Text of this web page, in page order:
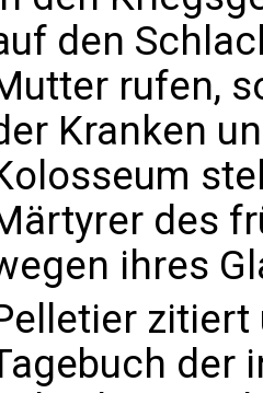
den
rufen,
Kranken
des
ihres
zitiert
der